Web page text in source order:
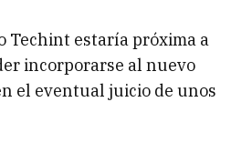
Techint estaría próxima a
incorporarse al nuevo
el eventual juicio de unos